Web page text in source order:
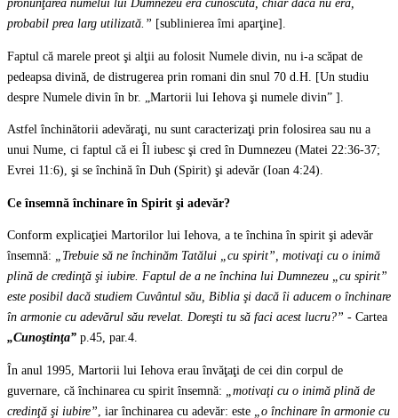
pronunţarea numelui lui Dumnezeu era cunoscută, chiar dacă nu era,
probabil prea larg utilizată.” [sublinierea îmi aparţine].
Faptul că marele preot şi alţii au folosit Numele divin, nu i-a scăpat de
pedeapsa divină, de distrugerea prin romani din snul 70 d.H. [Un studiu
despre Numele divin în br. „Martorii lui Iehova şi numele divin” ].
Astfel închinătorii adevăraţi, nu sunt caracterizaţi prin folosirea sau nu a
unui Nume, ci faptul că ei Îl iubesc şi cred în Dumnezeu (Matei 22:36-37;
Evrei 11:6), şi se închină în Duh (Spirit) şi adevăr (Ioan 4:24).
Ce însemnă închinare în Spirit şi adevăr?
Conform explicaţiei Martorilor lui Iehova, a te închina în spirit şi adevăr
însemnă: „Trebuie să ne închinăm Tatălui „cu spirit”, motivaţi cu o inimă
plină de credinţă şi iubire. Faptul de a ne închina lui Dumnezeu „cu spirit”
este posibil dacă studiem Cuvântul său, Biblia şi dacă îi aducem o închinare
în armonie cu adevărul său revelat. Doreşti tu să faci acest lucru?” - Cartea
„Cunoştinţa” p.45, par.4.
În anul 1995, Martorii lui Iehova erau învăţaţi de cei din corpul de
guvernare, că închinarea cu spirit însemnă:
„motivaţi cu o inimă plină de
credinţă şi iubire” , iar închinarea cu adevăr: este
„o închinare în armonie cu